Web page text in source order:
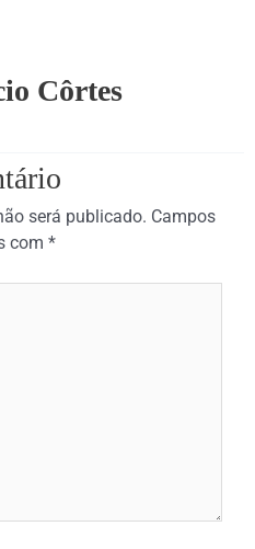
Côrtes
será publicado. Campos
com *